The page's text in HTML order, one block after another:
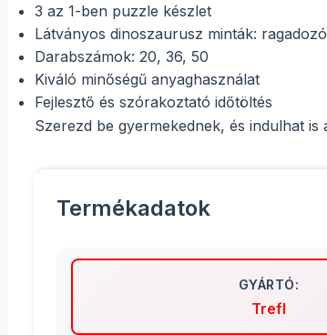
3 az 1-ben puzzle készlet
Látványos dinoszaurusz minták:
Darabszámok: 20, 36, 50
Kiváló minőségű anyaghasználat
Fejlesztő és szórakoztató időtöltés
Szerezd be gyermekednek, és indulhat
Termékadatok
GYÁRTÓ:
Trefl